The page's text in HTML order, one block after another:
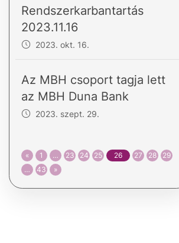
Rendszerkarbantartás
2023.11.16
2023. okt. 16.
Az MBH csoport tagja lett
az MBH Duna Bank
2023. szept. 29.
« 1 … 23 24 25 26 27 28
29
…
43 »